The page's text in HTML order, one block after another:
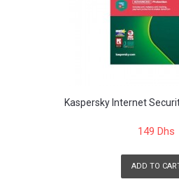
Kaspersky Internet
149 Dhs
ADD TO